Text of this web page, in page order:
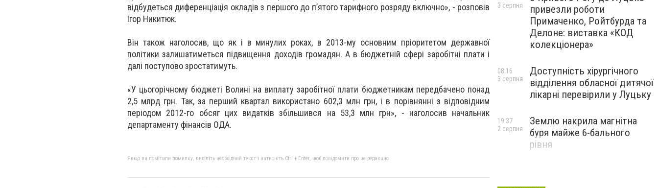
відбудеться диференціація окладів з першого до п’ятого тарифного розряду включно», - розповів
Ігор Никитюк.
Він також наголосив, що як і в минулих роках, в 2013-му основним пріоритетом державної
політики залишатиметься підвищення доходів громадян. А в бюджетній сфері заробітні плати і
далі поступово зростатимуть.
«У цьогорічному бюджеті Волині на виплату заробітної плати бюджетникам передбачено понад
2,5 млрд грн. Так, за перший квартал використано 602,3 млн грн, і в порівнянні з відповідним
періодом 2012-го обсяг цих видатків збільшився на 53,3 млн грн», - наголосив начальник
департаменту фінансів ОДА.
Якщо ви помітили помилку, виділіть необхідний текст і натисніть Ctrl + Enter, щоб повідомити про це редакцію
привезли роботи
Примаченко, Ройтбурда та
Делоне: виставка «КОД
колекціонера»
3 серпня
Доступність хірургічного
відділення обласної дитячої
лікарні перевірили у Луцьку
08:16
3 серпня
Землю накрила магнітна
буря майже 6-бального
рівня
19:37
2 серпня